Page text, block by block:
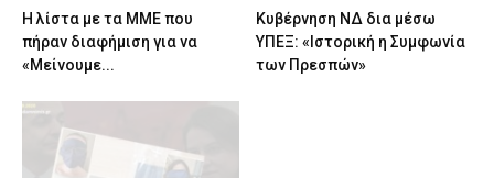
Η λίστα με τα ΜΜΕ που
πήραν διαφήμιση για να
«Μείνουμε...
Κυβέρνηση ΝΔ δια μέσω
ΥΠΕΞ: «Ιστορική η Συμφωνία
των Πρεσπών»